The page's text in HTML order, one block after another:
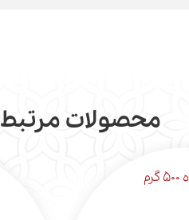
محصولات مرتبط